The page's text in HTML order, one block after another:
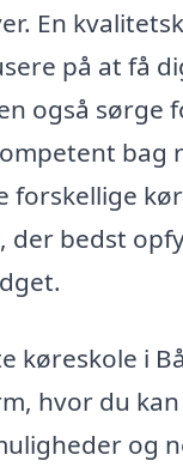
En
på at få
også sørge
bag
forskellige
der bedst
køreskole i
hvor du
og